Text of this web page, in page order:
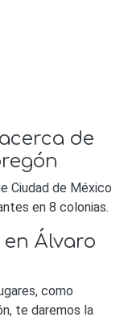
de
Ciudad de México
en 8 colonias.
Álvaro
como
te daremos la